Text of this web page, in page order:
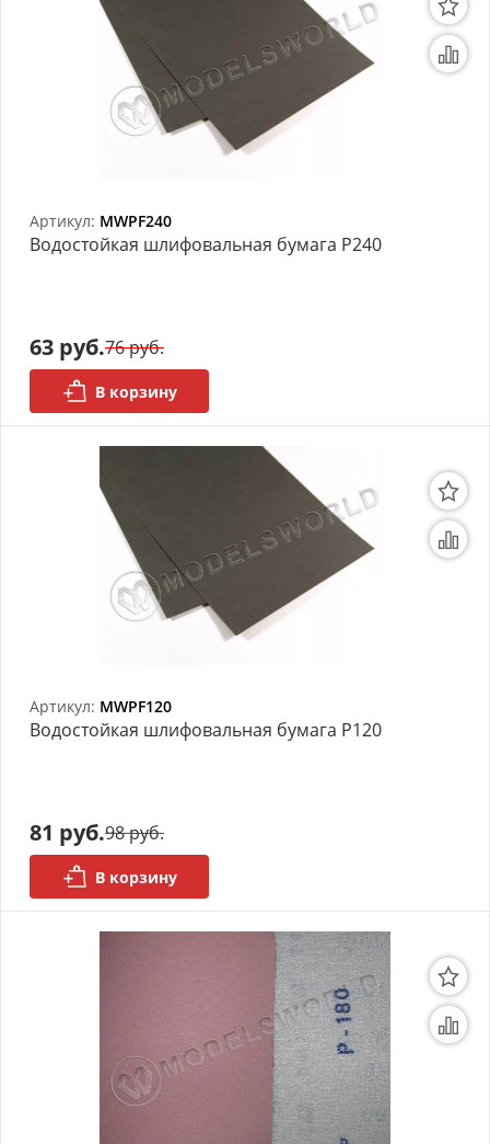
Артикул: MWPF240
Bодостойкая шлифовальная бумага P240
63 руб.76 руб.
В корзину
Артикул: MWPF120
Bодостойкая шлифовальная бумага P120
81 руб.98 руб.
В корзину